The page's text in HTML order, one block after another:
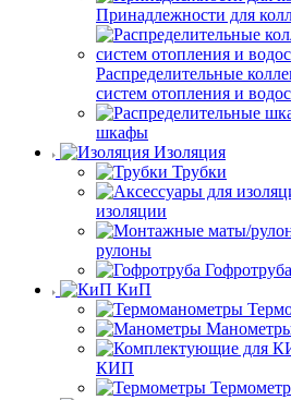
Принадлежности для
Распределительные
систем отопления и
шкафы
Изоляция
Трубки
изоляции
рулоны
Гофротруба
КиП
КИП